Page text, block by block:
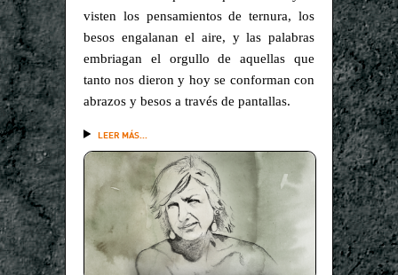
visten los pensamientos de ternura, los
besos engalanan el aire, y las palabras
embriagan el orgullo de aquellas que
tanto nos dieron y hoy se conforman con
abrazos y besos a través de pantallas.
LEER MÁS...